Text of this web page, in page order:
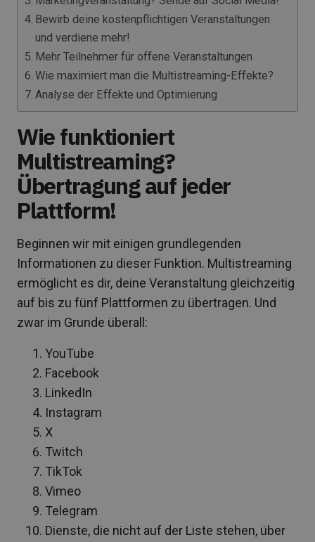
Bewirb deine kostenpflichtigen Veranstaltungen
und verdiene mehr!
Mehr Teilnehmer für offene Veranstaltungen
Wie maximiert man die Multistreaming-Effekte?
Analyse der Effekte und Optimierung
Wie funktioniert
Multistreaming?
Übertragung auf jeder
Plattform!
Beginnen wir mit einigen grundlegenden
Informationen zu dieser Funktion. Multistreaming
ermöglicht es dir, deine Veranstaltung gleichzeitig
auf bis zu fünf Plattformen zu übertragen. Und
zwar im Grunde überall:
YouTube
Facebook
LinkedIn
Instagram
X
Twitch
TikTok
Vimeo
Telegram
Dienste, die nicht auf der Liste stehen, über